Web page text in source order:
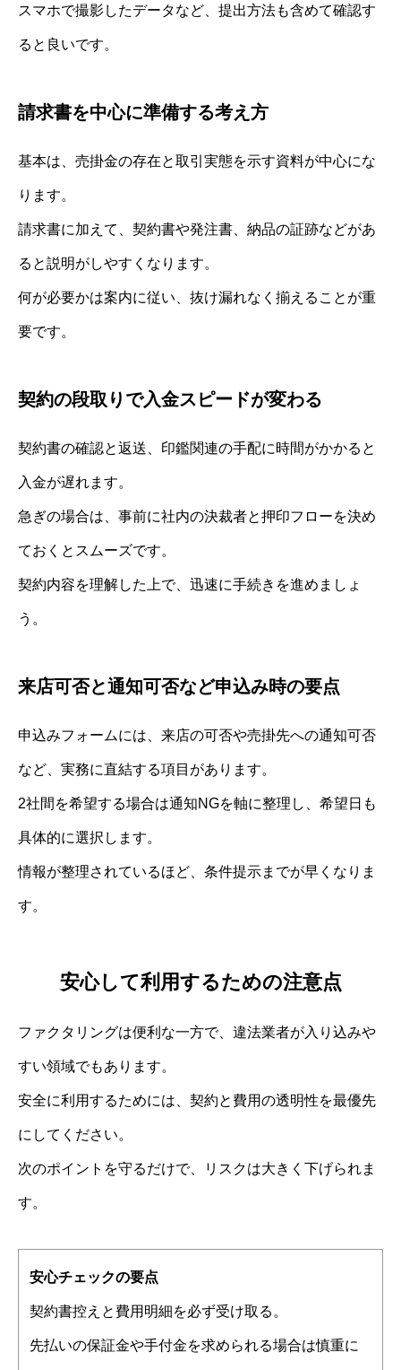
スマホで撮影したデータなど、提出方法も含めて確認す
ると良いです。
請求書を中心に準備する考え方
基本は、売掛金の存在と取引実態を示す資料が中心にな
ります。
請求書に加えて、契約書や発注書、納品の証跡などがあ
ると説明がしやすくなります。
何が必要かは案内に従い、抜け漏れなく揃えることが重
要です。
契約の段取りで入金スピードが変わる
契約書の確認と返送、印鑑関連の手配に時間がかかると
入金が遅れます。
急ぎの場合は、事前に社内の決裁者と押印フローを決め
ておくとスムーズです。
契約内容を理解した上で、迅速に手続きを進めましょ
う。
来店可否と通知可否など申込み時の要点
申込みフォームには、来店の可否や売掛先への通知可否
など、実務に直結する項目があります。
2社間を希望する場合は通知NGを軸に整理し、希望日も
具体的に選択します。
情報が整理されているほど、条件提示までが早くなりま
す。
安心して利用するための注意点
ファクタリングは便利な一方で、違法業者が入り込みや
すい領域でもあります。
安全に利用するためには、契約と費用の透明性を最優先
にしてください。
次のポイントを守るだけで、リスクは大きく下げられま
す。
安心チェックの要点
契約書控えと費用明細を必ず受け取る。
先払いの保証金や手付金を求められる場合は慎重に